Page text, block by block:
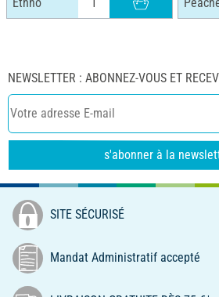
NEWSLETTER : ABONNEZ-VOUS ET
s'abonner à la
SITE SÉCURISÉ
Mandat Administratif accepté